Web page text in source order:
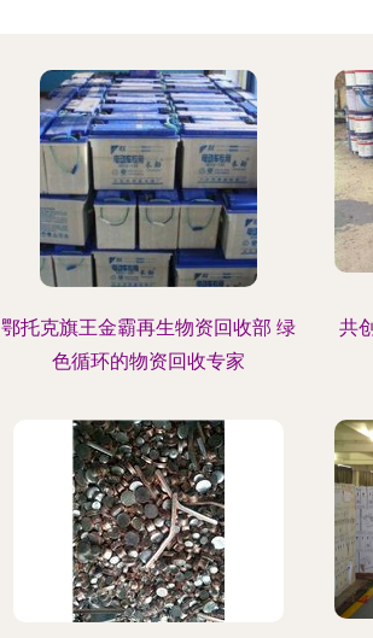
鄂托克旗王金霸再生物资回收部 绿
色循环的物资回收专家
共